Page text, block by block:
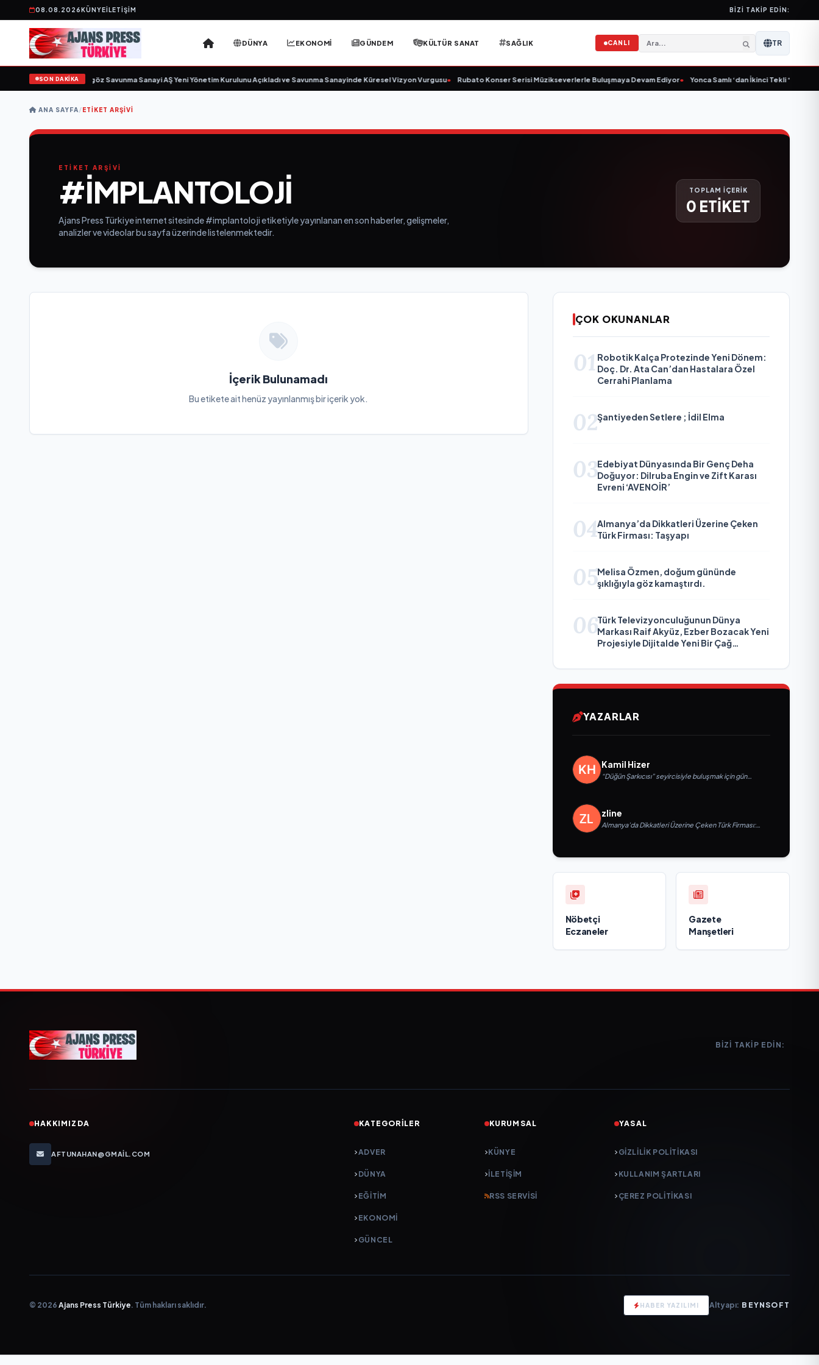
08.08.2026KÜNYEİLETIŞIM BIZI TAKIP EDIN:
DÜNYA EKONOMİ GÜNDEM KÜLTÜR SANAT SAĞLIK CANLI TR
SON DAKİKA
için gün sayıyor• Açıkgöz Savunma Sanayi AŞ Yeni Yönetim Kurulunu Açıkladı ve Savunma Sanayinde Küresel Vizyon Vurgusu• Rubato Konser Serisi Müzikseverlerle Buluşmaya Devam Ediyor• Yonca Samlı ‘dan İkinci Tekli
ANA SAYFA/ETIKET ARŞIVI
ETİKET ARŞİVİ
#IMPLANTOLOJI
Ajans Press Türkiye internet sitesinde #implantoloji etiketiyle yayınlanan en son haberler, gelişmeler,
analizler ve videolar bu sayfa üzerinde listelenmektedir.
TOPLAM İÇERİK
0 ETİKET
İçerik Bulunamadı
Bu etikete ait henüz yayınlanmış bir içerik yok.
ÇOK OKUNANLAR
01 Robotik Kalça Protezinde Yeni Dönem:
Doç. Dr. Ata Can’dan Hastalara Özel
Cerrahi Planlama
02Şantiyeden Setlere ; İdil Elma
03Edebiyat Dünyasında Bir Genç Deha
Doğuyor: Dilruba Engin ve Zift Karası
Evreni ‘AVENOİR’
04Almanya’da Dikkatleri Üzerine Çeken
Türk Firması: Taşyapı
05Melisa Özmen, doğum gününde
şıklığıyla göz kamaştırdı.
06Türk Televizyonculuğunun Dünya
Markası Raif Akyüz, Ezber Bozacak Yeni
Projesiyle Dijitalde Yeni Bir Çağ
YAZARLAR
Kamil Hizer
“Düğün Şarkıcısı” seyircisiyle buluşmak için gün
zline
Almanya’da Dikkatleri Üzerine Çeken Türk Firması:
Nöbetçi
Eczaneler
Gazete
Manşetleri
BIZI TAKIP EDIN:
HAKKIMIZDA
AFTUNAHAN@GMAIL.COM
KATEGORILER
ADVER
DÜNYA
EĞİTİM
EKONOMİ
GÜNCEL
KURUMSAL
KÜNYE
İLETIŞIM
RSS SERVISI
YASAL
GIZLILIK POLITIKASI
KULLANIM ŞARTLARI
ÇEREZ POLITIKASI
© 2026 Ajans Press Türkiye. Tüm hakları saklıdır. HABER YAZILIMI Altyapı: BEYNSOFT